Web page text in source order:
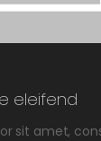
eleifend
sit amet,